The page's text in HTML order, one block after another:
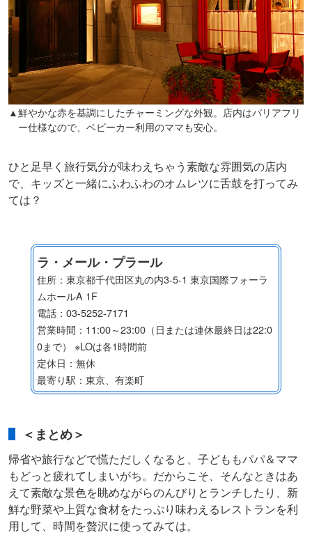
▲鮮やかな赤を基調にしたチャーミングな外観。店内はバリアフリ
ー仕様なので、ベビーカー利用のママも安心。
ひと足早く旅行気分が味わえちゃう素敵な雰囲気の店内
で、キッズと一緒にふわふわのオムレツに舌鼓を打ってみ
ては？
ラ・メール・プラール
住所：東京都千代田区丸の内3-5-1 東京国際フォーラ
ムホールA 1F
電話：03-5252-7171
営業時間：11:00～23:00（日または連休最終日は22:0
0まで） ※LOは各1時間前
定休日：無休
最寄り駅：東京、有楽町
＜まとめ＞
帰省や旅行などで慌ただしくなると、子どももパパ＆ママ
もどっと疲れてしまいがち。だからこそ、そんなときはあ
えて素敵な景色を眺めながらのんびりとランチしたり、新
鮮な野菜や上質な食材をたっぷり味わえるレストランを利
用して、時間を贅沢に使ってみては。